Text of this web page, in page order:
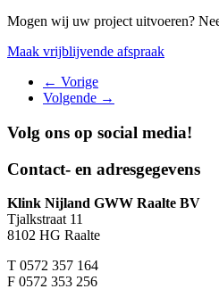
Mogen wij uw project uitvoeren?
Maak vrijblijvende afspraak
← Vorige
Volgende →
Volg ons op social media!
Contact- en adresgegevens
Klink Nijland GWW Raalte BV
Tjalkstraat 11
8102 HG Raalte
T 0572 357 164
F 0572 353 256